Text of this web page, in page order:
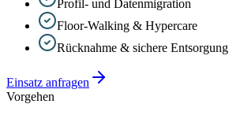
Profil- und Datenmigration
Floor-Walking & Hypercare
Rücknahme & sichere Entsorgung
Einsatz anfragen
Vorgehen